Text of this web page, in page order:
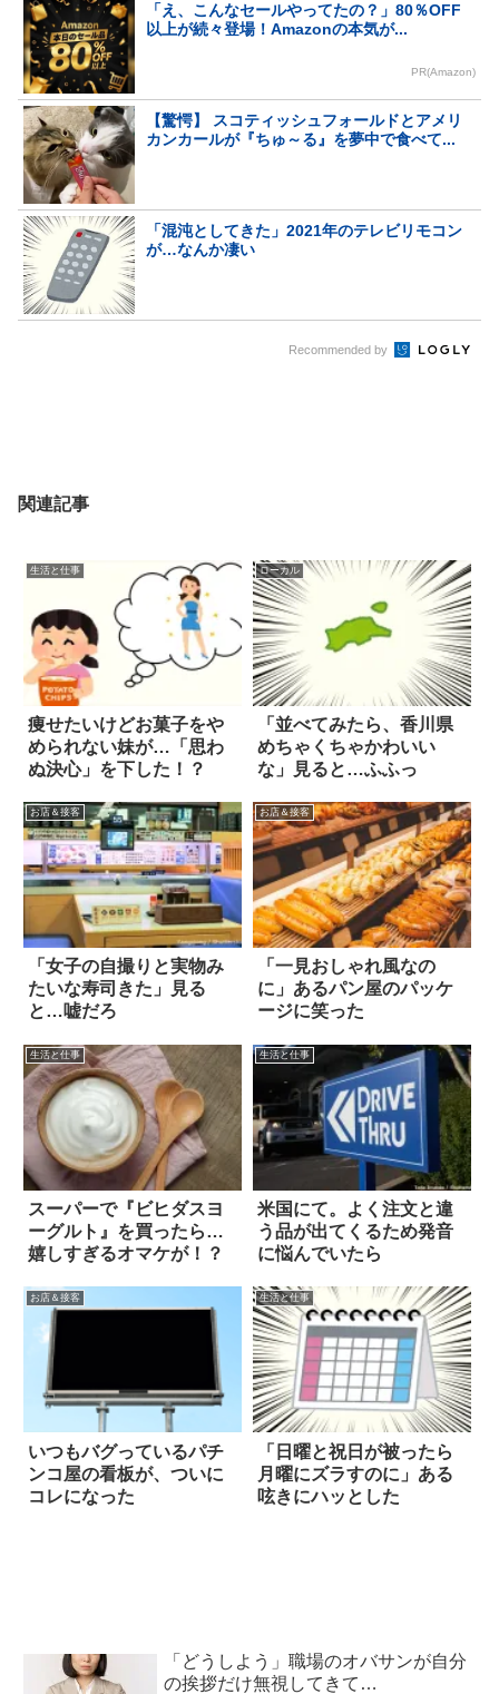
「え、こんなセールやってたの？」80％OFF
以上が続々登場！Amazonの本気が...
PR(Amazon)
【驚愕】 スコティッシュフォールドとアメリ
カンカールが『ちゅ～る』を夢中で食べて...
「混沌としてきた」2021年のテレビリモコン
が…なんか凄い
Recommended by
関連記事
生活と仕事
痩せたいけどお菓子をや
められない妹が…「思わ
ぬ決心」を下した！？
ローカル
「並べてみたら、香川県
めちゃくちゃかわいい
な」見ると…ふふっ
お店＆接客
「女子の自撮りと実物み
たいな寿司きた」見る
と…嘘だろ
お店＆接客
「一見おしゃれ風なの
に」あるパン屋のパッケ
ージに笑った
生活と仕事
スーパーで『ビヒダスヨ
ーグルト』を買ったら…
嬉しすぎるオマケが！？
生活と仕事
米国にて。よく注文と違
う品が出てくるため発音
に悩んでいたら
お店＆接客
いつもバグっているパチ
ンコ屋の看板が、ついに
コレになった
生活と仕事
「日曜と祝日が被ったら
月曜にズラすのに」ある
呟きにハッとした
「どうしよう」職場のオバサンが自分
の挨拶だけ無視してきて…